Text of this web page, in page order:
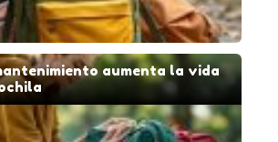
aumenta la vida